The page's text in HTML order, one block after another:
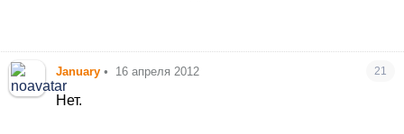
January • 16 апреля 2012 21
Нет.